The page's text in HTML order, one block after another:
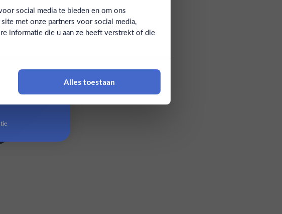
social media te bieden en om ons
met onze partners voor social media,
informatie die u aan ze heeft verstrekt of die
Alles toestaan